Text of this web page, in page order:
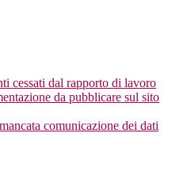
cessati dal rapporto di lavoro
da pubblicare sul sito
comunicazione dei dati